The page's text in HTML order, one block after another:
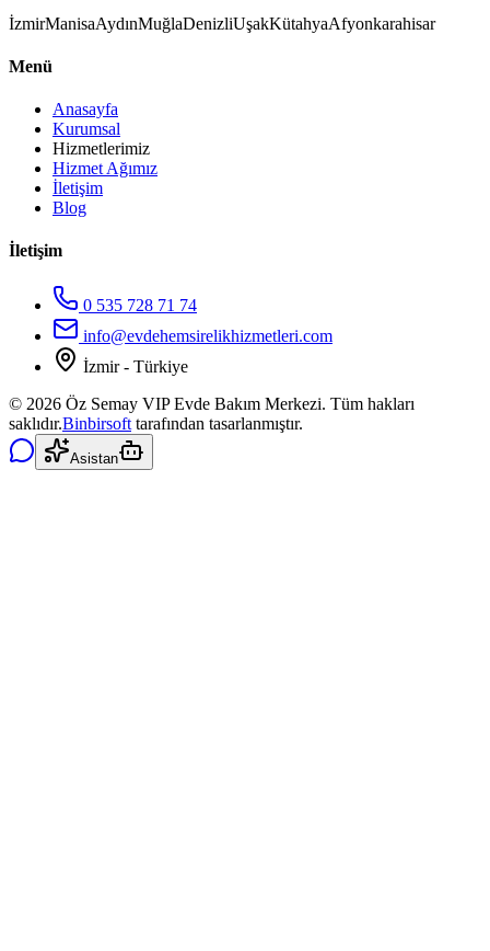
İzmirManisaAydınMuğlaDenizliUşakKütahyaAfyonkarahisar
Menü
Anasayfa
Kurumsal
Hizmetlerimiz
Hizmet Ağımız
İletişim
Blog
İletişim
0 535 728 71 74
info@evdehemsirelikhizmetleri.com
İzmir - Türkiye
© 2026 Öz Semay VIP Evde Bakım Merkezi. Tüm hakları
saklıdır.Binbirsoft tarafından tasarlanmıştır.
Asistan